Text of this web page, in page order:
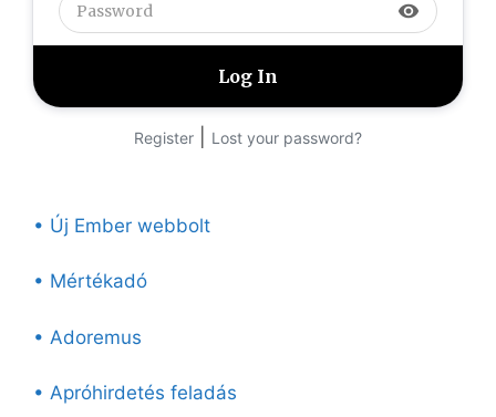
visibility
Register Lost your password?
• Új Ember webbolt
• Mértékadó
• Adoremus
• Apróhirdetés feladás